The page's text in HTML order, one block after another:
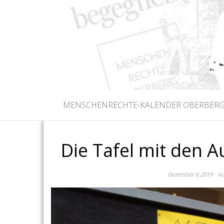
Alle Menschen sind gleich an
MENSCHENRECHTE-KALENDER
Die Tafel mit den
Dezember 9, 2019